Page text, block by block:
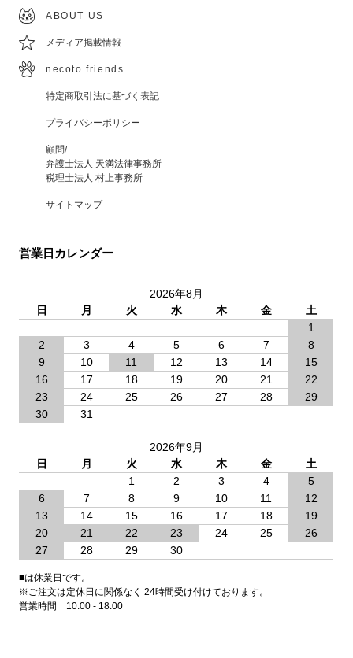
ABOUT US
メディア掲載情報
necoto friends
特定商取引法に基づく表記
プライバシーポリシー
顧問/
弁護士法人 天満法律事務所
税理士法人 村上事務所
サイトマップ
営業日カレンダー
2026年8月
日
月 火 水 木 金
土
1
2
3 4 5 6 7
8
9
10 11 12 13 14
15
16
17 18 19 20 21
22
23
24 25 26 27 28
29
30
31
2026年9月
日
月 火 水 木 金
土
1
2 3 4
5
6
7 8 9 10 11
12
13
14 15 16 17 18
19
20
21 22 23 24 25
26
27
28 29 30
■は休業日です。
※ご注文は定休日に関係なく 24時間受け付けております。
営業時間 10:00 - 18:00